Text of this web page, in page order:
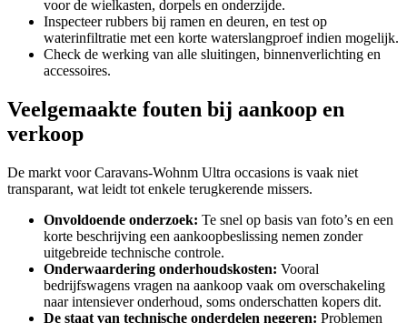
voor de wielkasten, dorpels en onderzijde.
Inspecteer rubbers bij ramen en deuren, en test op
waterinfiltratie met een korte waterslangproef indien mogelijk.
Check de werking van alle sluitingen, binnenverlichting en
accessoires.
Veelgemaakte fouten bij aankoop en
verkoop
De markt voor Caravans-Wohnm Ultra occasions is vaak niet
transparant, wat leidt tot enkele terugkerende missers.
Onvoldoende onderzoek: Te snel op basis van foto’s en een
korte beschrijving een aankoopbeslissing nemen zonder
uitgebreide technische controle.
Onderwaardering onderhoudskosten: Vooral
bedrijfswagens vragen na aankoop vaak om overschakeling
naar intensiever onderhoud, soms onderschatten kopers dit.
De staat van technische onderdelen negeren: Problemen